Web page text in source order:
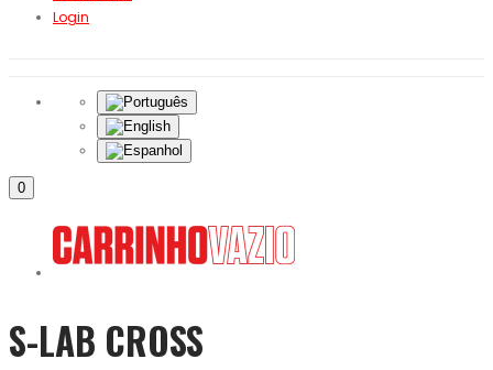
Login
0
S-LAB CROSS